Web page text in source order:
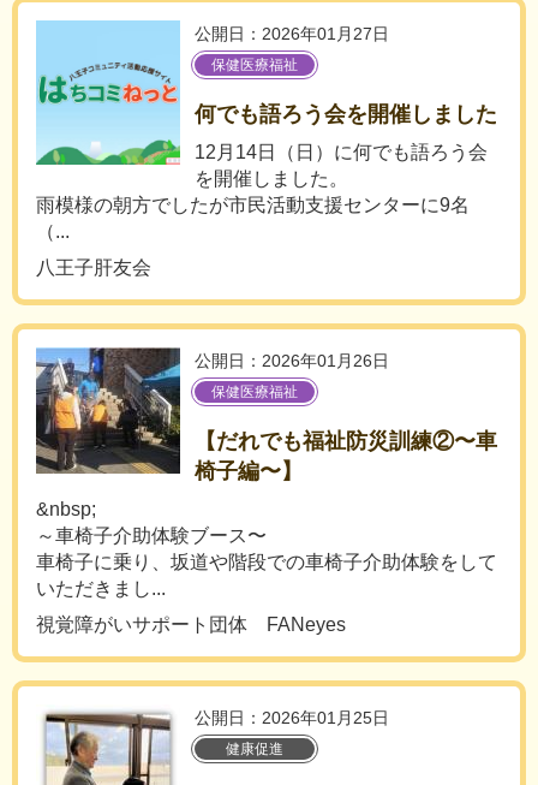
公開日：2026年01月27日
保健医療福祉
何でも語ろう会を開催しました
12月14日（日）に何でも語ろう会
を開催しました。
雨模様の朝方でしたが市民活動支援センターに9名
（...
八王子肝友会
公開日：2026年01月26日
保健医療福祉
【だれでも福祉防災訓練②〜車
椅子編〜】
&nbsp;
～車椅子介助体験ブース〜
車椅子に乗り、坂道や階段での車椅子介助体験をして
いただきまし...
視覚障がいサポート団体 FANeyes
公開日：2026年01月25日
健康促進